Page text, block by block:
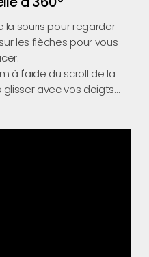
la souris pour regarder
les flèches pour vous
à l'aide du scroll de la
avec vos doigts...